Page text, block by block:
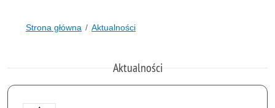
Strona główna Aktualności
Aktualności